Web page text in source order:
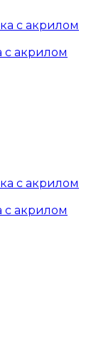
с акрилом
с акрилом